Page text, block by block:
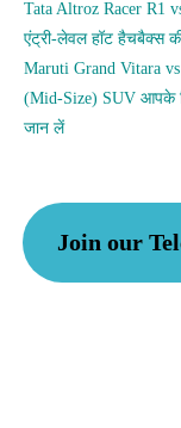
Tata Altroz Racer R1
एंट्री-लेवल हॉट हैचबैक्स
Maruti Grand Vitara
(Mid-Size) SUV आपके
जान लें
Join our